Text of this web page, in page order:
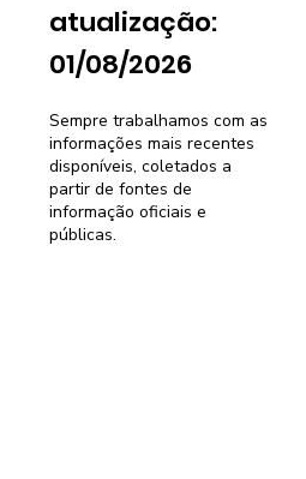
atualização:
01/08/2026
Sempre trabalhamos com as
informações mais recentes
disponíveis, coletados a
partir de fontes de
informação oficiais e
públicas.